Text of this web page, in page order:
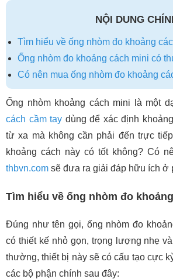
NỘI DUNG
Tìm hiểu về ống nhòm đo khoảng
Ống nhòm đo khoảng cách mini có
Có nên mua ống nhòm đo khoảng
Ống nhòm khoảng cách mini là một
cách cầm tay dùng để xác định
từ xa mà không cần phải đến trực
khoảng cách này có tốt không? Có
thbvn.com sẽ đưa ra giải đáp hữu ích ở
Tìm hiểu về ống nhòm đo
Đúng như tên gọi, ống nhòm đo
có thiết kế nhỏ gọn, trọng lượng nhẹ
thường, thiết bị này sẽ có cấu tạo cực
các bộ phận chính sau đây: